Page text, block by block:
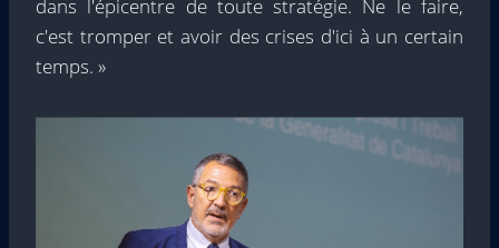
dans l'épicentre de toute stratégie. Ne le faire,
c'est tromper et avoir des crises d'ici à un certain
temps. »